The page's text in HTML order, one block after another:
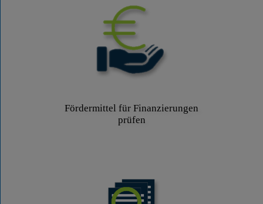
Fördermittel für Finanzierungen
prüfen